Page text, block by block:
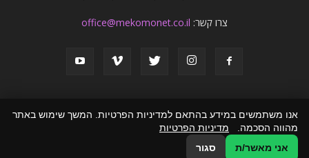
צרו קשר: office@mekomonet.co.il
פרסמו אצלנו פרסום מאמרים באתרים
© כל הזכויות שמורות לפורטל יופי beauty d
אנו משתמשים במידע בהתאם למדיניות הפרטיות. המשך שימוש באתר
מהווה הסכמה. מדיניות הפרטיות
אני מאשר/ת
סגור